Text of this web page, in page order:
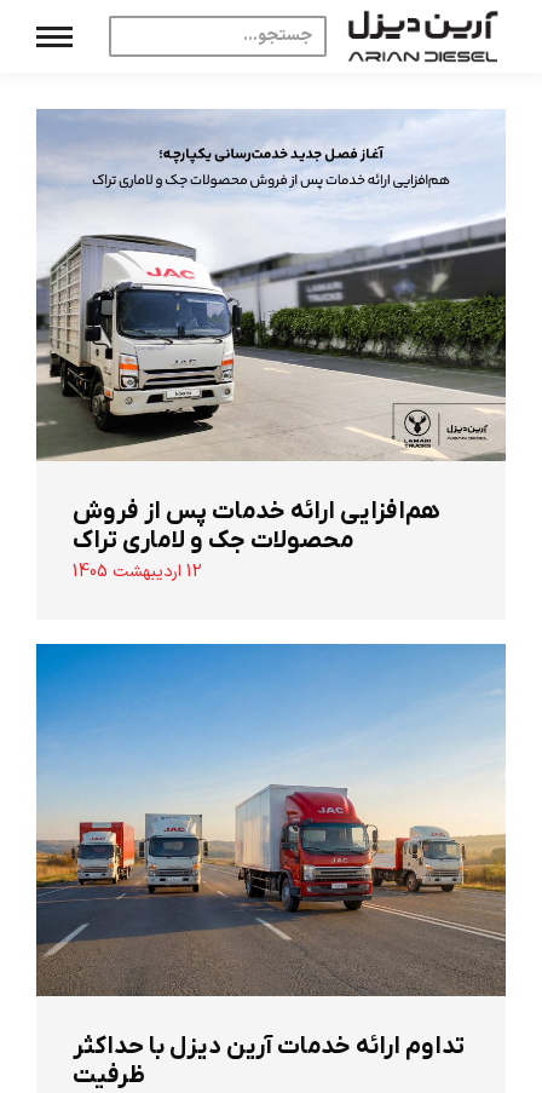
هم‌افزایی ارائه خدمات پس از فروش
محصولات جک و لاماری تراک
12 اردیبهشت 1405
تداوم ارائه خدمات آرین دیزل با حداکثر
ظرفیت